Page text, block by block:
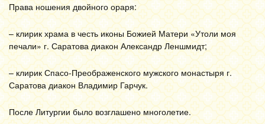
Права ношения двойного ораря:
– клирик храма в честь иконы Божией Матери «Утоли моя
печали» г. Саратова диакон Александр Леншмидт;
– клирик Спасо-Преображенского мужского монастыря г.
Саратова диакон Владимир Гарчук.
После Литургии было возглашено многолетие.